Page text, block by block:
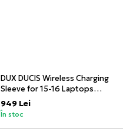
DUX DUCIS Wireless Charging
Sleeve for 15-16 Laptops
AirQ, Black
949 Lei
În stoc